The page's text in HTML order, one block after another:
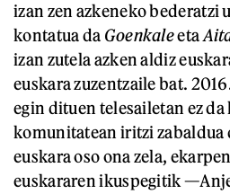
izan zen azkeneko bederatzi
kontatua da Goenkaleeta
izan zutela azken aldiz
euskara zuzentzaile bat.
egin dituen telesailetan ez
komunitatean iritzi zabaldua
euskara oso ona zela,
euskararen ikuspegitik